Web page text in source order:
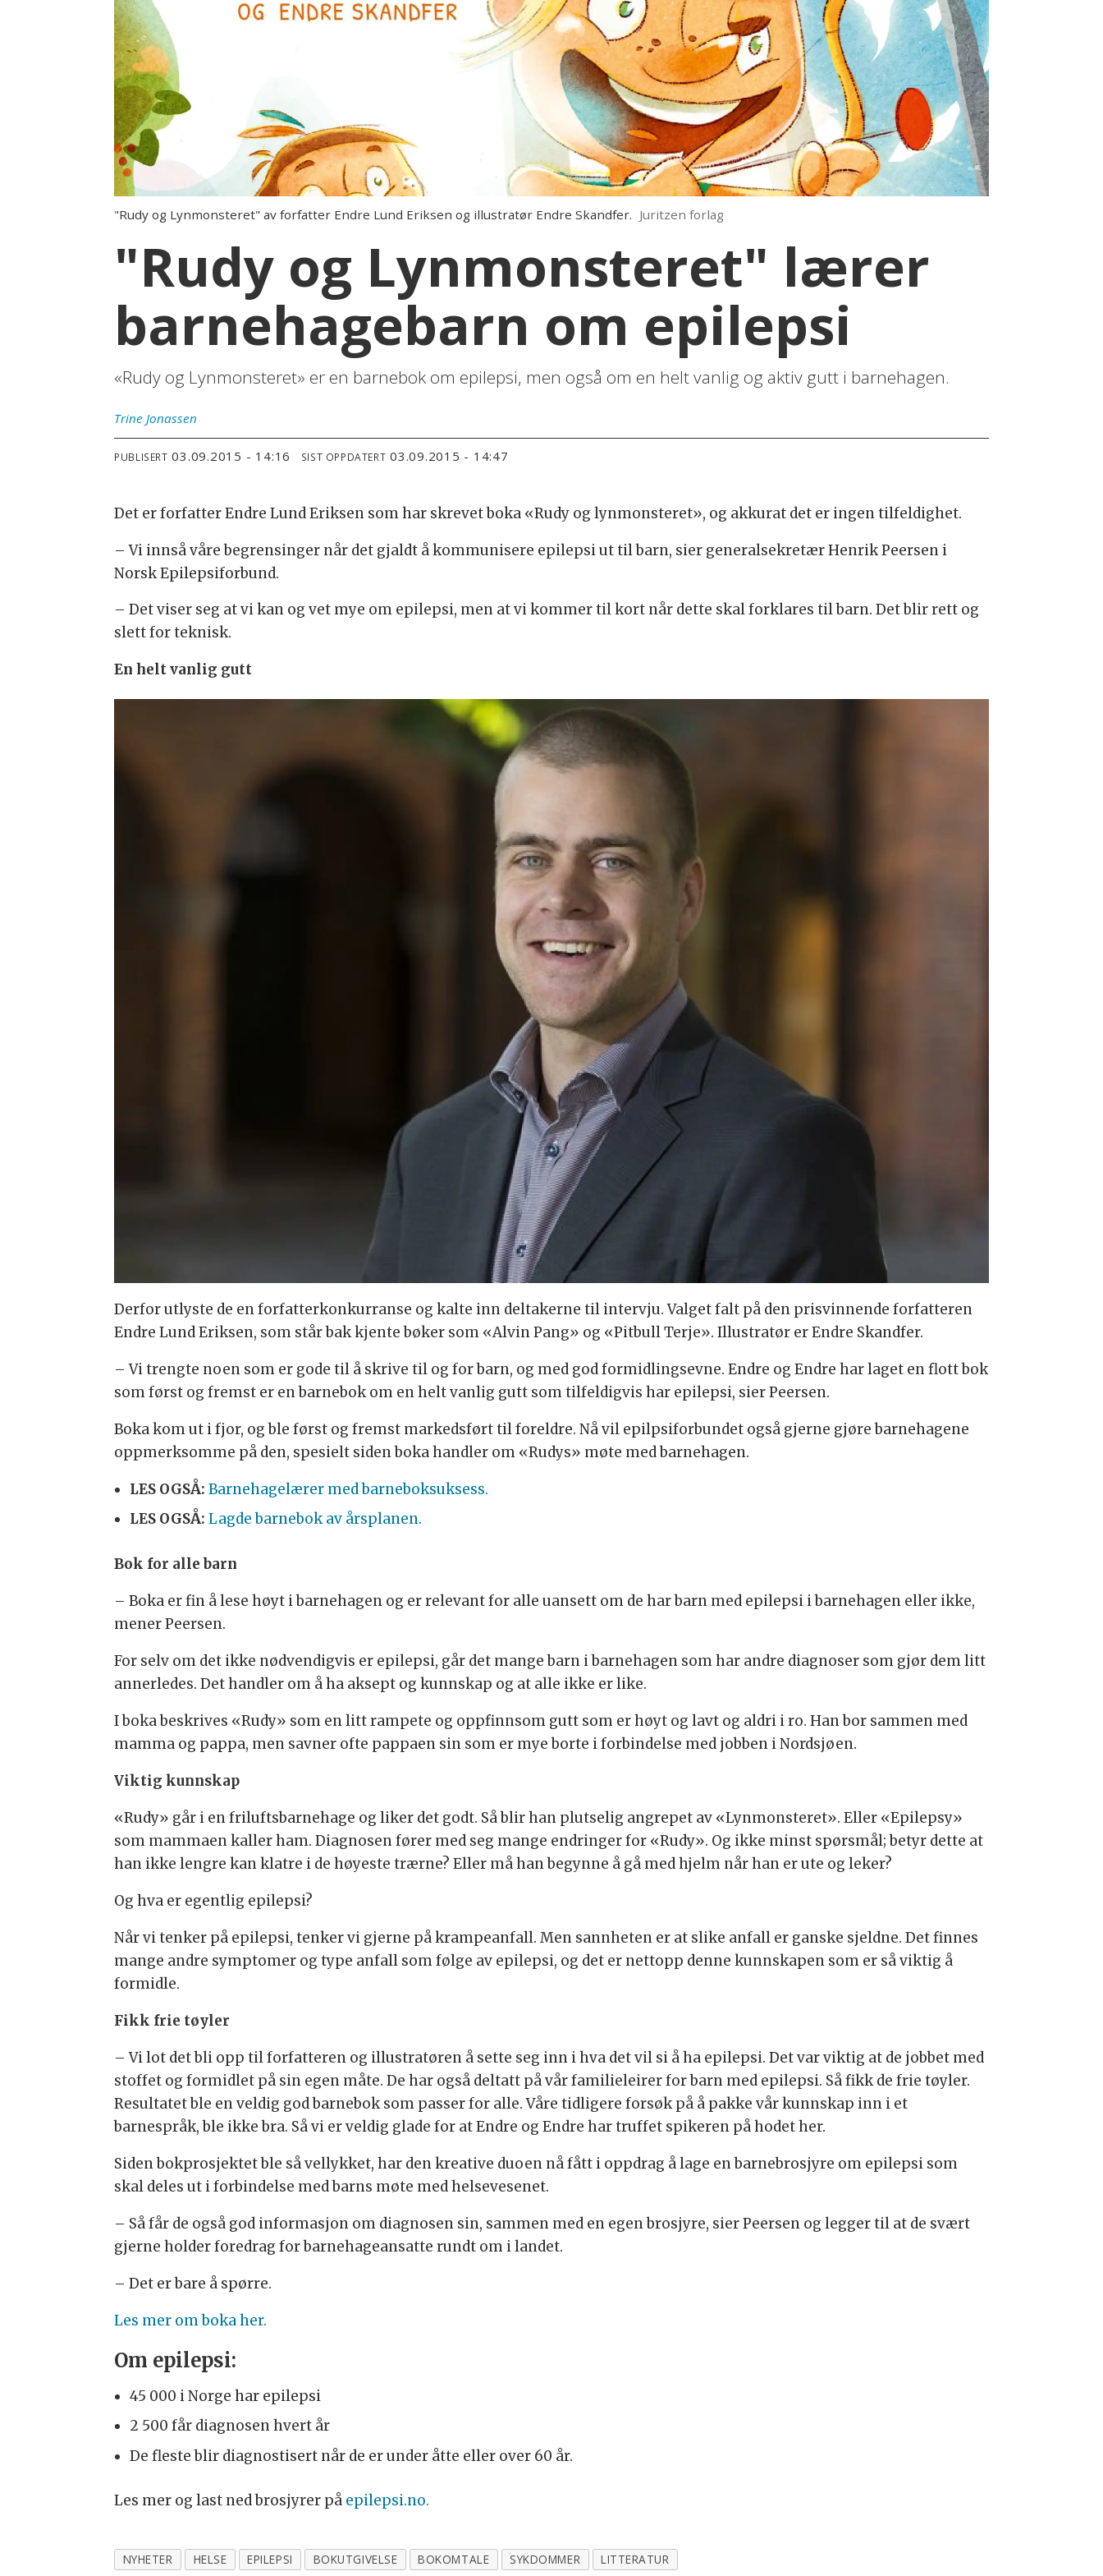
"Rudy og Lynmonsteret" av forfatter Endre Lund Eriksen og illustratør Endre Skandfer. Juritzen forlag
"Rudy og Lynmonsteret" lærer
barnehagebarn om epilepsi
«Rudy og Lynmonsteret» er en barnebok om epilepsi, men også om en helt vanlig og aktiv gutt i barnehagen.
Trine Jonassen
PUBLISERT 03.09.2015 - 14:16 SIST OPPDATERT 03.09.2015 - 14:47
Det er forfatter Endre Lund Eriksen som har skrevet boka «Rudy og lynmonsteret», og akkurat det er ingen tilfeldighet.
– Vi innså våre begrensinger når det gjaldt å kommunisere epilepsi ut til barn, sier generalsekretær Henrik Peersen i
Norsk Epilepsiforbund.
– Det viser seg at vi kan og vet mye om epilepsi, men at vi kommer til kort når dette skal forklares til barn. Det blir rett og
slett for teknisk.
En helt vanlig gutt
Derfor utlyste de en forfatterkonkurranse og kalte inn deltakerne til intervju. Valget falt på den prisvinnende forfatteren
Endre Lund Eriksen, som står bak kjente bøker som «Alvin Pang» og «Pitbull Terje». Illustratør er Endre Skandfer.
– Vi trengte noen som er gode til å skrive til og for barn, og med god formidlingsevne. Endre og Endre har laget en flott bok
som først og fremst er en barnebok om en helt vanlig gutt som tilfeldigvis har epilepsi, sier Peersen.
Boka kom ut i fjor, og ble først og fremst markedsført til foreldre. Nå vil epilpsiforbundet også gjerne gjøre barnehagene
oppmerksomme på den, spesielt siden boka handler om «Rudys» møte med barnehagen.
LES OGSÅ:Barnehagelærer med barneboksuksess.
LES OGSÅ:Lagde barnebok av årsplanen.
Bok for alle barn
– Boka er fin å lese høyt i barnehagen og er relevant for alle uansett om de har barn med epilepsi i barnehagen eller ikke,
mener Peersen.
For selv om det ikke nødvendigvis er epilepsi, går det mange barn i barnehagen som har andre diagnoser som gjør dem litt
annerledes. Det handler om å ha aksept og kunnskap og at alle ikke er like.
I boka beskrives «Rudy» som en litt rampete og oppfinnsom gutt som er høyt og lavt og aldri i ro. Han bor sammen med
mamma og pappa, men savner ofte pappaen sin som er mye borte i forbindelse med jobben i Nordsjøen.
Viktig kunnskap
«Rudy» går i en friluftsbarnehage og liker det godt. Så blir han plutselig angrepet av «Lynmonsteret». Eller «Epilepsy»
som mammaen kaller ham. Diagnosen fører med seg mange endringer for «Rudy». Og ikke minst spørsmål; betyr dette at
han ikke lengre kan klatre i de høyeste trærne? Eller må han begynne å gå med hjelm når han er ute og leker?
Og hva er egentlig epilepsi?
Når vi tenker på epilepsi, tenker vi gjerne på krampeanfall. Men sannheten er at slike anfall er ganske sjeldne. Det finnes
mange andre symptomer og type anfall som følge av epilepsi, og det er nettopp denne kunnskapen som er så viktig å
formidle.
Fikk frie tøyler
– Vi lot det bli opp til forfatteren og illustratøren å sette seg inn i hva det vil si å ha epilepsi. Det var viktig at de jobbet med
stoffet og formidlet på sin egen måte. De har også deltatt på vår familieleirer for barn med epilepsi. Så fikk de frie tøyler.
Resultatet ble en veldig god barnebok som passer for alle. Våre tidligere forsøk på å pakke vår kunnskap inn i et
barnespråk, ble ikke bra. Så vi er veldig glade for at Endre og Endre har truffet spikeren på hodet her.
Siden bokprosjektet ble så vellykket, har den kreative duoen nå fått i oppdrag å lage en barnebrosjyre om epilepsi som
skal deles ut i forbindelse med barns møte med helsevesenet.
– Så får de også god informasjon om diagnosen sin, sammen med en egen brosjyre, sier Peersen og legger til at de svært
gjerne holder foredrag for barnehageansatte rundt om i landet.
– Det er bare å spørre.
Les mer om boka her.
Om epilepsi:
45 000 i Norge har epilepsi
2 500 får diagnosen hvert år
De fleste blir diagnostisert når de er under åtte eller over 60 år.
Les mer og last ned brosjyrer på epilepsi.no.
NYHETER HELSE EPILEPSI BOKUTGIVELSE BOKOMTALE SYKDOMMER LITTERATUR